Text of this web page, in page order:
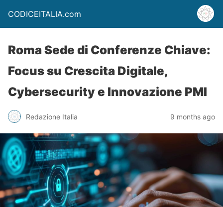
CODICEITALIA.com
Roma Sede di Conferenze Chiave:
Focus su Crescita Digitale,
Cybersecurity e Innovazione PMI
Redazione Italia 9 months ago